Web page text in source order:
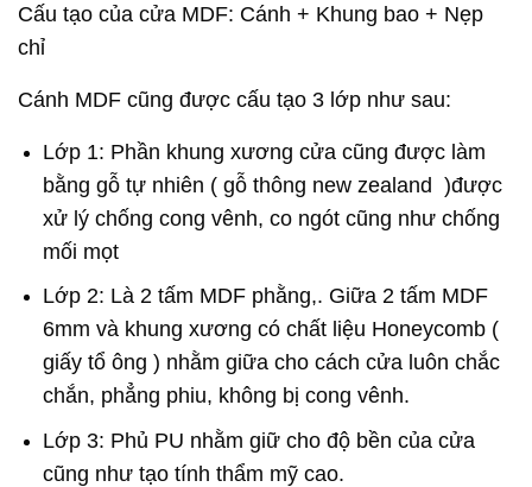
Cấu tạo của cửa MDF: Cánh + Khung bao + Nẹp
chỉ
Cánh MDF cũng được cấu tạo 3 lớp như sau:
Lớp 1: Phần khung xương cửa cũng được làm
bằng gỗ tự nhiên ( gỗ thông new zealand )được
xử lý chống cong vênh, co ngót cũng như chống
mối mọt
Lớp 2: Là 2 tấm MDF phằng,. Giữa 2 tấm MDF
6mm và khung xương có chất liệu Honeycomb (
giấy tổ ông ) nhằm giữa cho cách cửa luôn chắc
chắn, phẳng phiu, không bị cong vênh.
Lớp 3: Phủ PU nhằm giữ cho độ bền của cửa
cũng như tạo tính thẩm mỹ cao.